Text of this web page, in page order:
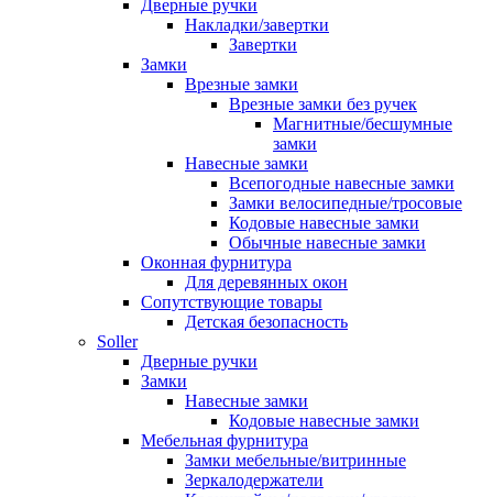
Дверные ручки
Накладки/завертки
Завертки
Замки
Врезные замки
Врезные замки без ручек
Магнитные/бесшумные
замки
Навесные замки
Всепогодные навесные замки
Замки велосипедные/тросовые
Кодовые навесные замки
Обычные навесные замки
Оконная фурнитура
Для деревянных окон
Сопутствующие товары
Детская безопасность
Soller
Дверные ручки
Замки
Навесные замки
Кодовые навесные замки
Мебельная фурнитура
Замки мебельные/витринные
Зеркалодержатели